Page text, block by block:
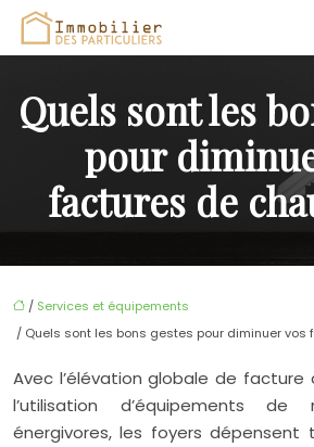
Quels sont les
pour
factures de
/ Services et équipements
/ Quels sont les bons gestes pour diminuer
Avec l’élévation globale de facture
l’utilisation d’équipements
énergivores, les foyers dépensent